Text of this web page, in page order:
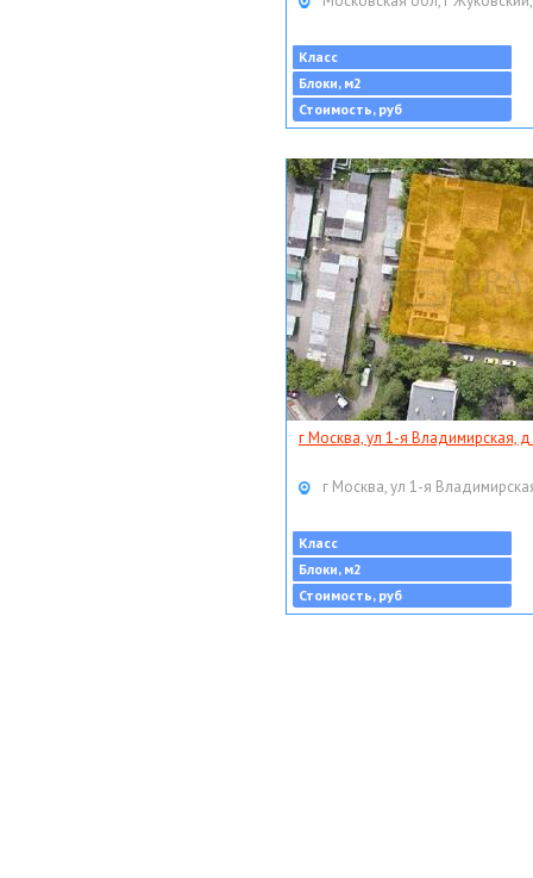
Класс
Блоки, м2
Стоимость, руб
г Москва, ул 1-я Владимирская, д
г Москва, ул 1-я
Класс
Блоки, м2
Стоимость, руб